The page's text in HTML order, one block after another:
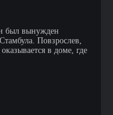
был вынужден
Повзрослев,
в доме, где